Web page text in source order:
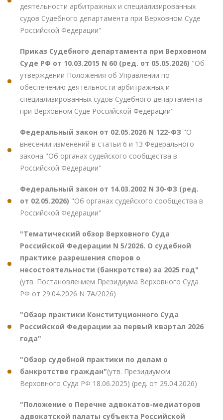
деятельности арбитражных и специализированных
судов Судебного департамента при Верховном Суде
Российской Федерации"
Приказ Судебного департамента при Верховном
Суде РФ от 10.03.2015 N 60 (ред. от 05.05.2026) "Об
утверждении Положения об Управлении по
обеспечению деятельности арбитражных и
специализированных судов Судебного департамента
при Верховном Суде Российской Федерации"
Федеральный закон от 02.05.2026 N 122-ФЗ "О
внесении изменений в статьи 6 и 13 Федерального
закона "Об органах судейского сообщества в
Российской Федерации"
Федеральный закон от 14.03.2002 N 30-ФЗ (ред.
от 02.05.2026) "Об органах судейского сообщества в
Российской Федерации"
"Тематический обзор Верховного Суда
Российской Федерации N 5/2026. О судебной
практике разрешения споров о
несостоятельности (банкротстве) за 2025 год"
(утв. Постановлением Президиума Верховного Суда
РФ от 29.04.2026 N 7А/2026)
"Обзор практики Конституционного Суда
Российской Федерации за первый квартал 2026
года"
"Обзор судебной практики по делам о
банкротстве граждан"(утв. Президиумом
Верховного Суда РФ 18.06.2025) (ред. от 29.04.2026)
"Положение о Перечне адвокатов-медиаторов
адвокатской палаты субъекта Российской